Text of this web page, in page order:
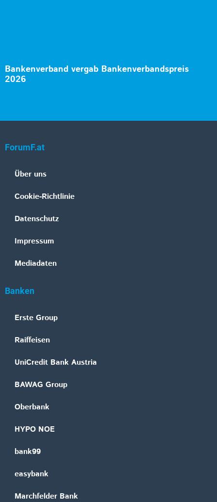
Bankenverband vergab Bankenverbandspreis
2026
ForumF.at
Über uns
Cookie-Richtlinie
Datenschutz
Impressum
Mediadaten
Banken
Erste Group
Raiffeisen
UniCredit Bank Austria
BAWAG Group
Oberbank
HYPO NOE
bank99
easybank
Marchfelder Bank